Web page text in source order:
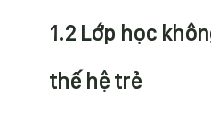
1.2 Lớp học
thế hệ trẻ